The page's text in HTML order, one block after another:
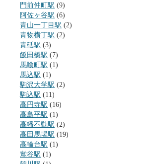
門前仲町駅 (9)
阿佐ヶ谷駅 (6)
青山一丁目駅 (2)
青物横丁駅 (2)
青砥駅 (3)
飯田橋駅 (7)
馬喰町駅 (1)
馬込駅 (1)
駒沢大学駅 (2)
駒込駅 (11)
高円寺駅 (16)
高島平駅 (1)
高幡不動駅 (2)
高田馬場駅 (19)
高輪台駅 (1)
鴬谷駅 (1)